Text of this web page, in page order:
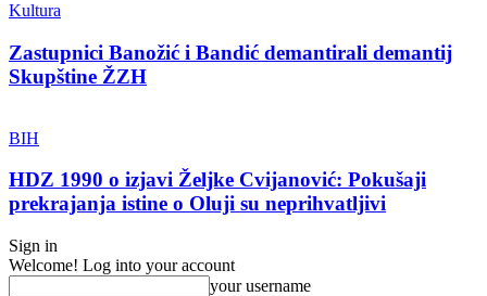
Kultura
Zastupnici Banožić i Bandić demantirali demantij
Skupštine ŽZH
BIH
HDZ 1990 o izjavi Željke Cvijanović: Pokušaji
prekrajanja istine o Oluji su neprihvatljivi
Sign in
Welcome! Log into your account
your username